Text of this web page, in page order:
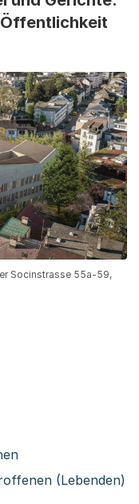
Öffentlichkeit
Socinstrasse 55a-59,
(Lebenden)